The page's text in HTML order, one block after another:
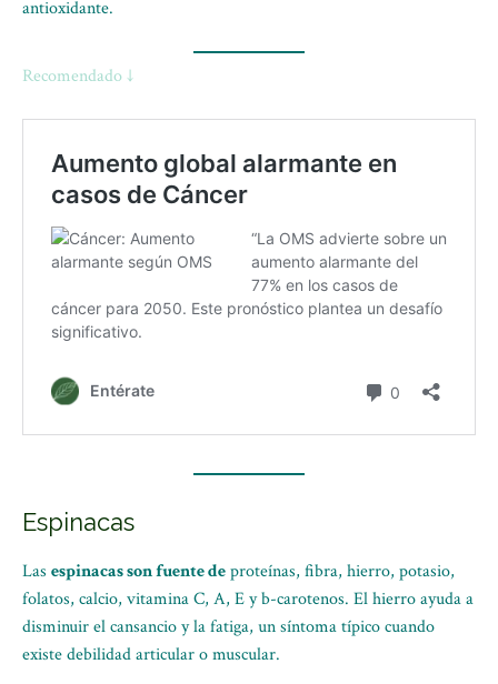
antioxidante.
Recomendado ↓
Espinacas
Las espinacas son fuente deproteínas, fibra, hierro, potasio,
folatos, calcio, vitamina C, A, E y b-carotenos. El hierro ayuda a
disminuir el cansancio y la fatiga, un síntoma típico cuando
existe debilidad articular o muscular.